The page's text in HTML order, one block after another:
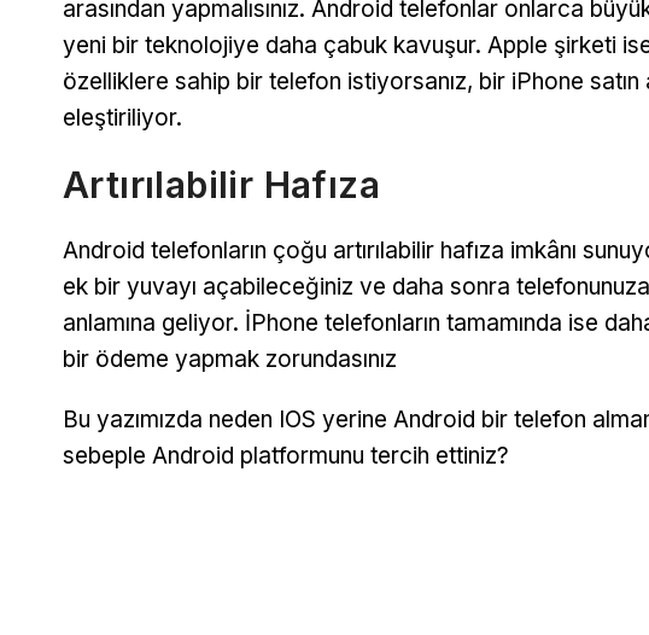
arasından yapmalısınız. Android telefonlar onlarca
yeni bir teknolojiye daha çabuk kavuşur. Apple şirketi
özelliklere sahip bir telefon istiyorsanız, bir iPhone satın
eleştiriliyor.
Artırılabilir Hafıza
Android telefonların çoğu artırılabilir hafıza imkânı
ek bir yuvayı açabileceğiniz ve daha sonra
anlamına geliyor. İPhone telefonların tamamında ise
bir ödeme yapmak zorundasınız
Bu yazımızda neden IOS yerine Android bir telefon
sebeple Android platformunu tercih ettiniz?